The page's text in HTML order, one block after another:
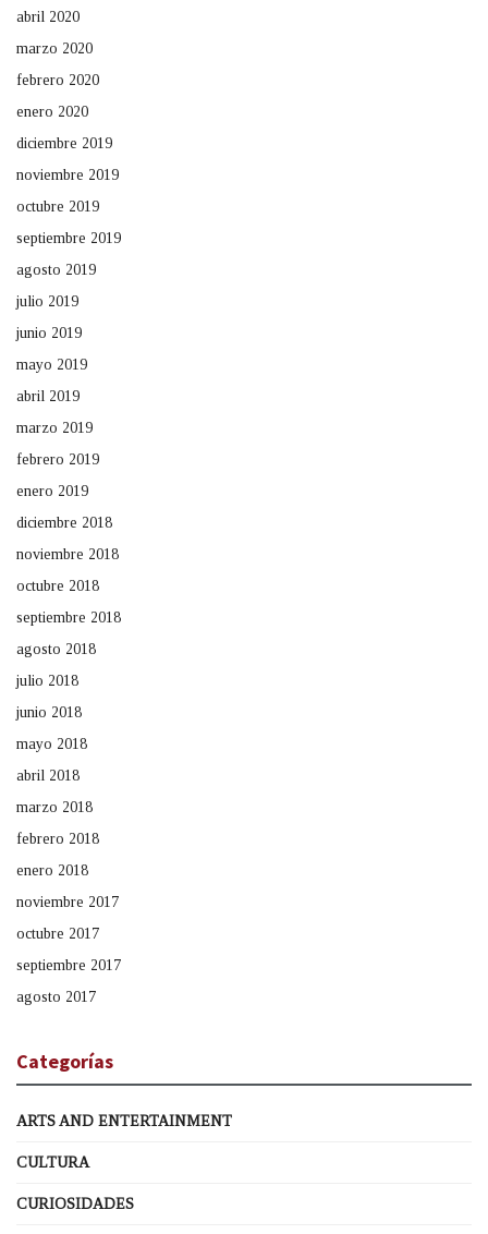
abril 2020
marzo 2020
febrero 2020
enero 2020
diciembre 2019
noviembre 2019
octubre 2019
septiembre 2019
agosto 2019
julio 2019
junio 2019
mayo 2019
abril 2019
marzo 2019
febrero 2019
enero 2019
diciembre 2018
noviembre 2018
octubre 2018
septiembre 2018
agosto 2018
julio 2018
junio 2018
mayo 2018
abril 2018
marzo 2018
febrero 2018
enero 2018
noviembre 2017
octubre 2017
septiembre 2017
agosto 2017
Categorías
ARTS AND ENTERTAINMENT
CULTURA
CURIOSIDADES